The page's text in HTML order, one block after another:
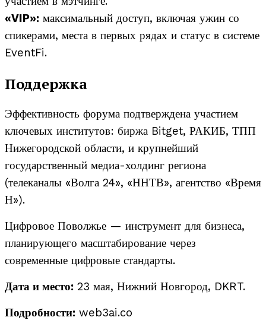
«VIP»: максимальный доступ, включая ужин со
спикерами, места в первых рядах и статус в системе
EventFi.
Поддержка
Эффективность форума подтверждена участием
ключевых институтов: биржа Bitget, РАКИБ, ТПП
Нижегородской области, и крупнейший
государственный медиа-холдинг региона
(телеканалы «Волга 24», «ННТВ», агентство «Время
Н»).
Цифровое Поволжье — инструмент для бизнеса,
планирующего масштабирование через
современные цифровые стандарты.
Дата и место: 23 мая, Нижний Новгород, DKRT.
Подробности: web3ai.co